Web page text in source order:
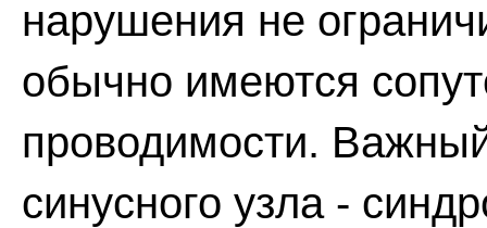
нарушения не
обычно имеются
проводимости.
синусного узла -